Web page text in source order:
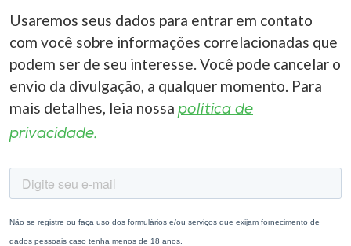
Usaremos seus dados para entrar em contato
com você sobre informações correlacionadas que
podem ser de seu interesse. Você pode cancelar o
envio da divulgação, a qualquer momento. Para
mais detalhes, leia nossa política de
privacidade.